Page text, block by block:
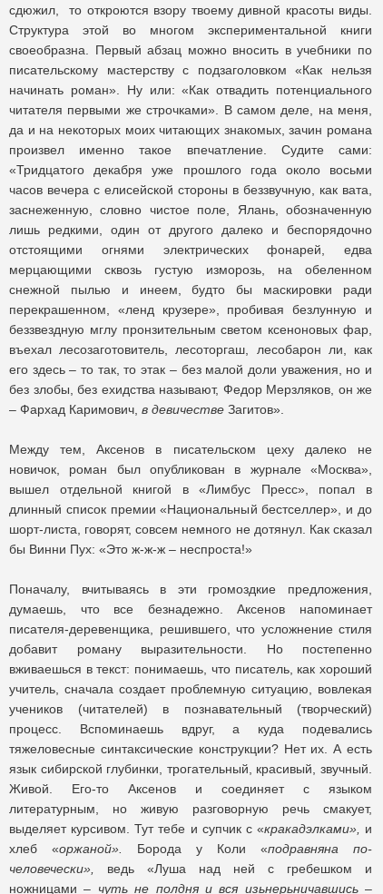
сдюжил, то откроются взору твоему дивной красоты виды.
Структура этой во многом экспериментальной книги
своеобразна. Первый абзац можно вносить в учебники по
писательскому мастерству с подзаголовком «Как нельзя
начинать роман». Ну или: «Как отвадить потенциального
читателя первыми же строчками». В самом деле, на меня,
да и на некоторых моих читающих знакомых, зачин романа
произвел именно такое впечатление. Судите сами:
«Тридцатого декабря уже прошлого года около восьми
часов вечера с елисейской стороны в беззвучную, как вата,
заснеженную, словно чис­тое поле, Ялань, обозначенную
лишь редкими, один от другого далеко и беспорядочно
отстоящими огнями электрических фонарей, едва
мерцающими сквозь густую изморозь, на обеленном
снежной пылью и инеем, будто бы маскировки ради
перекрашенном, «ленд крузере», пробивая безлунную и
беззвездную мглу пронзительным светом ксеноновых фар,
въехал лесозаготовитель, лесоторгаш, лесобарон ли, как
его здесь – то так, то этак – без малой доли уважения, но и
без злобы, без ехидства называют, Федор Мерзляков, он же
– Фархад Каримович, в девичестве Загитов».
Между тем, Аксенов в писательском цеху далеко не
новичок, роман был опубликован в журнале «Москва»,
вышел отдельной книгой в «Лимбус Пресс», попал в
длинный список премии «Национальный бестселлер», и до
шорт-листа, говорят, совсем немного не дотянул. Как сказал
бы Винни Пух: «Это ж-ж-ж – неспроста!»
Поначалу, вчитываясь в эти громоздкие предложения,
думаешь, что все безнадежно. Аксенов напоминает
писателя-деревенщика, решившего, что усложнение стиля
добавит роману выразительности. Но постепенно
вживаешься в текст: понимаешь, что писатель, как хороший
учитель, сначала создает проблемную ситуацию, вовлекая
учеников (читателей) в познавательный (творческий)
процесс. Вспоминаешь вдруг, а куда подевались
тяжеловесные синтаксические конструкции? Нет их. А есть
язык сибирской глубинки, трогательный, красивый, звучный.
Живой. Его-то Аксенов и соединяет с языком
литературным, но живую разговорную речь смакует,
выделяет курсивом. Тут тебе и супчик с «кракадэлками», и
хлеб «оржаной». Борода у Коли «подравняна по-
человечески»,
ведь «Луша над ней с гребешком и
ножницами – чуть не полдня и вся изьнерьничавшись –